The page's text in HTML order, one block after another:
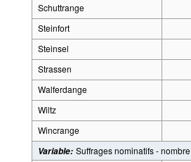
Schuttrange
Steinfort
Steinsel
Strassen
Walferdange
Wiltz
Wincrange
Variable: Suffrages nominatifs - nombre